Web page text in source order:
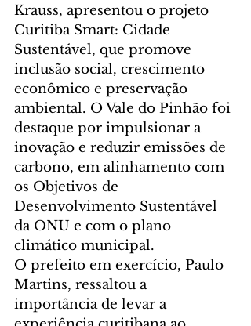
Krauss, apresentou o projeto
Curitiba Smart: Cidade
Sustentável, que promove
inclusão social, crescimento
econômico e preservação
ambiental. O Vale do Pinhão foi
destaque por impulsionar a
inovação e reduzir emissões de
carbono, em alinhamento com
os Objetivos de
Desenvolvimento Sustentável
da ONU e com o plano
climático municipal.
O prefeito em exercício, Paulo
Martins, ressaltou a
importância de levar a